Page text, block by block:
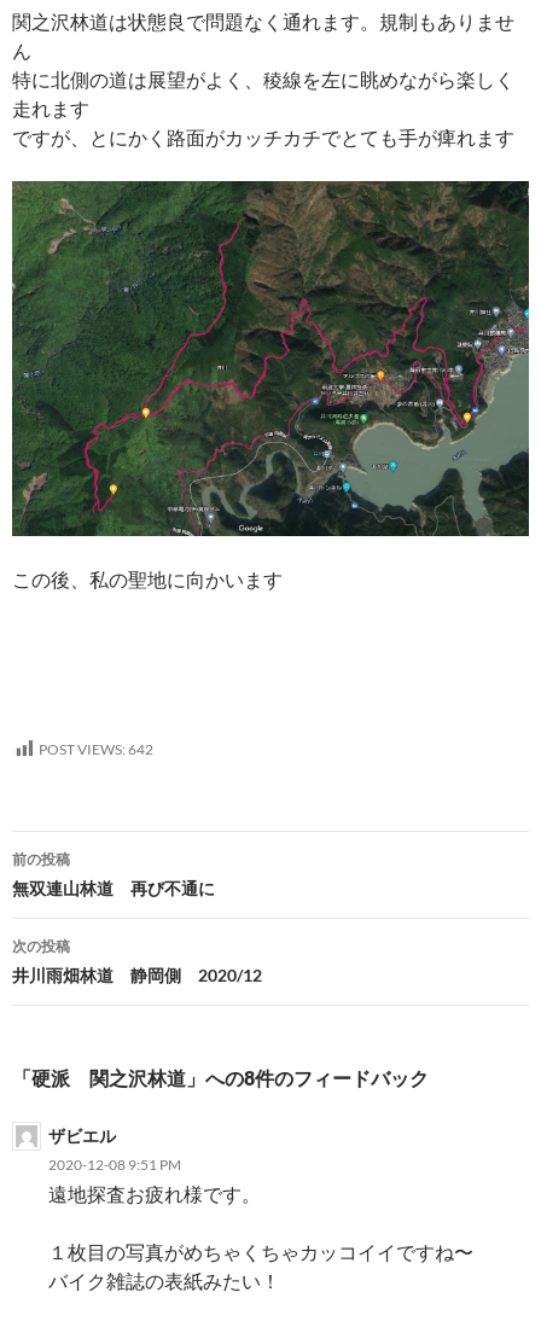
関之沢林道は状態良で問題なく通れます。規制もありませ
ん
特に北側の道は展望がよく、稜線を左に眺めながら楽しく
走れます
ですが、とにかく路面がカッチカチでとても手が痺れます
この後、私の聖地に向かいます
POST VIEWS: 642
投
稿
ナ
ビ
ー
ョ
前の投稿
無双連山林道 再び不通に
次の投稿
井川雨畑林道 静岡側 2020/12
「硬派 関之沢林道」への8件のフィードバック
ザビエル
2020-12-08 9:51 PM
遠地探査お疲れ様です。
１枚目の写真がめちゃくちゃカッコイイですね〜
バイク雑誌の表紙みたい！